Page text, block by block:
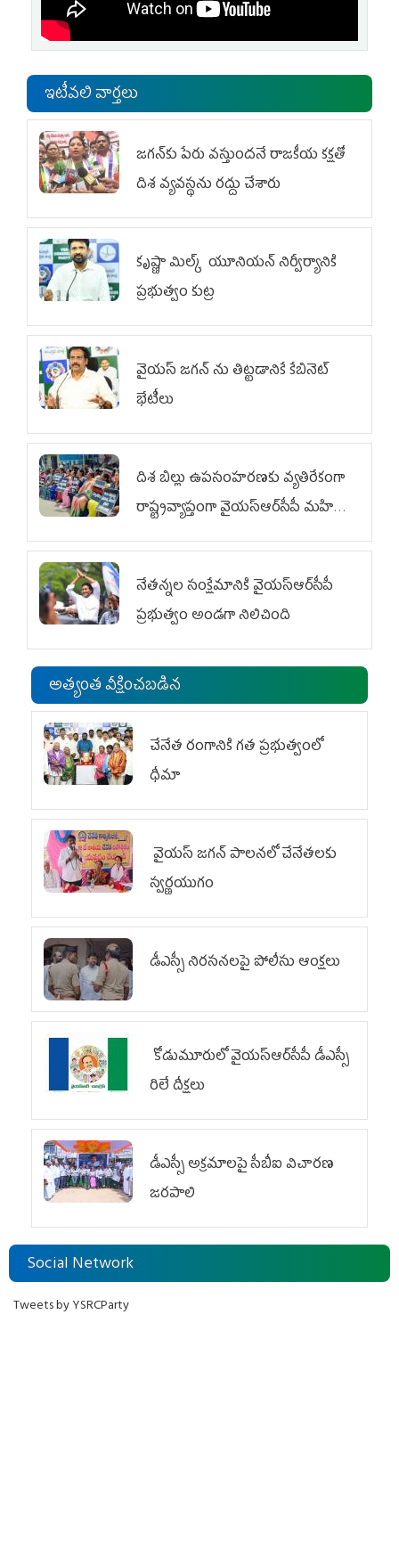
ఇటీవలి వార్తలు
జగన్‌కు పేరు వస్తుందనే రాజకీయ కక్షతో
దిశ వ్య‌వ‌స్థ‌ను రద్దు చేశారు
కృష్ణా మిల్క్‌ యూనియన్‌ నిర్వీర్యానికి
ప్రభుత్వం కుట్ర
వైయ‌స్ జగన్‌ ను తిట్టడానికే కేబినెట్‌
భేటీలు
దిశ బిల్లు ఉపసంహరణకు వ్యతిరేకంగా
రాష్ట్రవ్యాప్తంగా వైయ‌స్ఆర్‌సీపీ మహిళా
విభాగం ఆందోళనలు
నేతన్నల సంక్షేమానికి వైయ‌స్ఆర్‌సీపీ
ప్రభుత్వం అండగా నిలిచింది
అత్యంత వీక్షించబడిన
చేనేత రంగానికి గత ప్రభుత్వంలో
ధీమా
వైయ‌స్ జగన్ పాలనలో చేనేతలకు
స్వర్ణయుగం
డీఎస్సీ నిరసనలపై పోలీసు ఆంక్షలు
కోడుమూరులో వైయ‌స్ఆర్‌సీపీ డీఎస్సీ
రిలే దీక్షలు
డీఎస్సీ అక్రమాలపై సీబీఐ విచారణ
జరపాలి
Social Network
Tweets by YSRCParty